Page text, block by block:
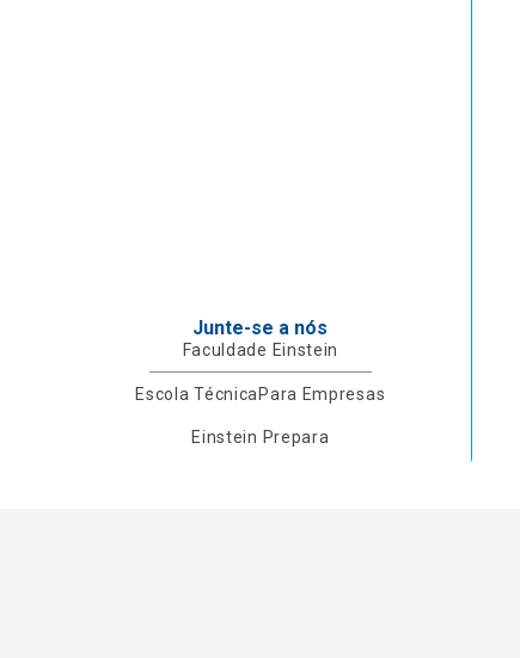
Junte-se a nós
Faculdade Einstein
Escola Técnica Para Empresas
Einstein Prepara